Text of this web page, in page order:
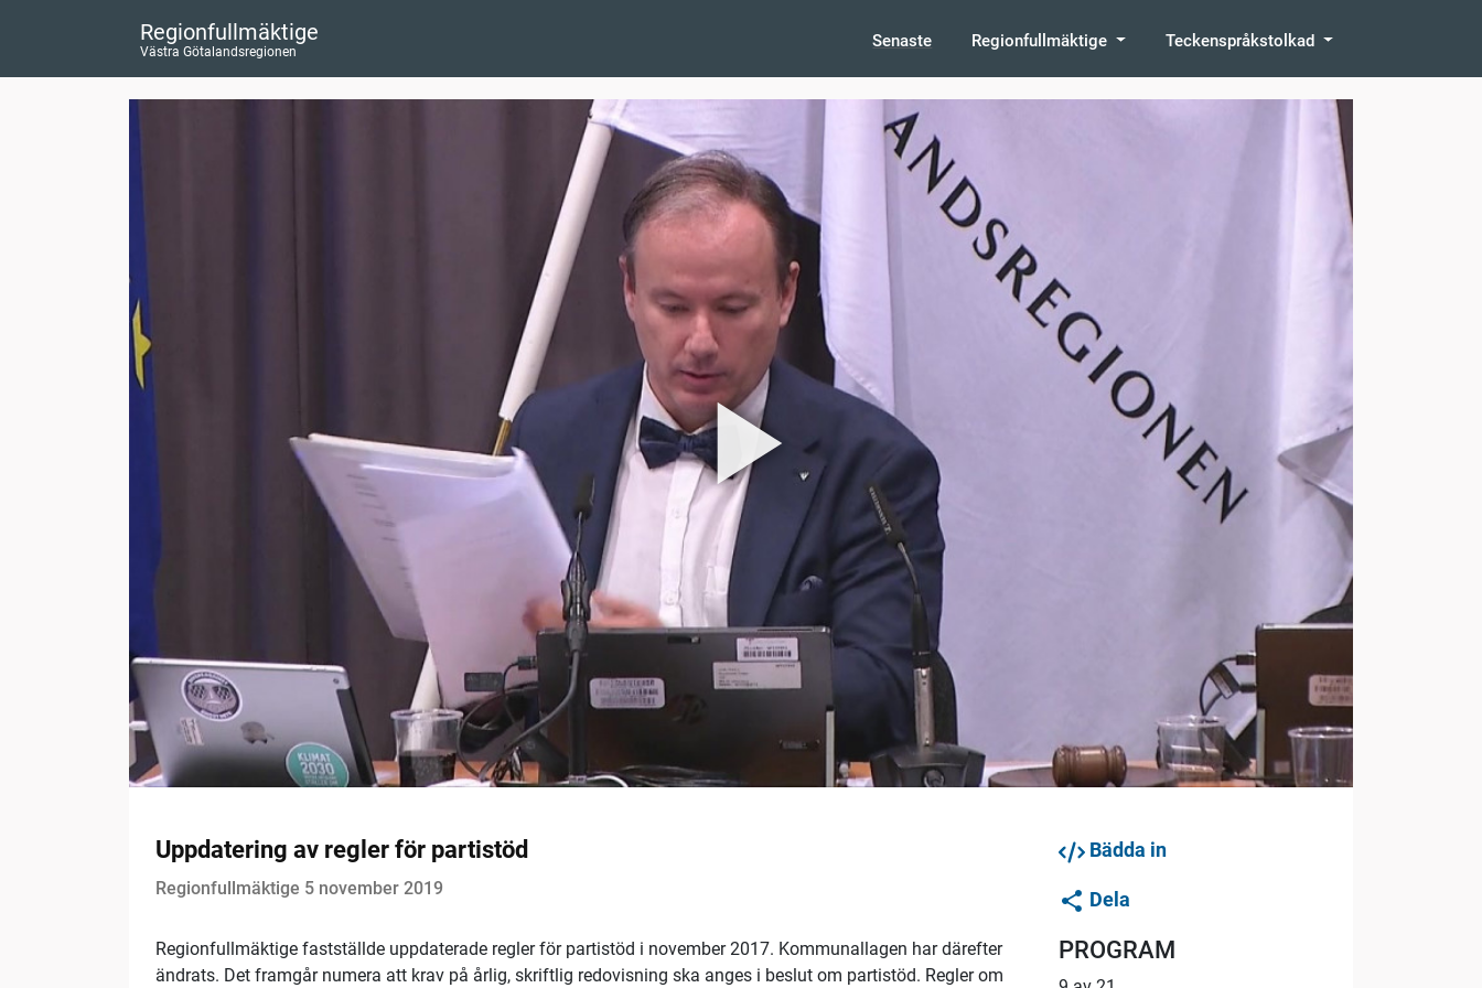
Regionfullmäktige
Västra Götalandsregionen
Senaste Regionfullmäktige Teckenspråkstolkad
Uppdatering av regler för partistöd
Regionfullmäktige 5 november 2019
Regionfullmäktige fastställde uppdaterade regler för partistöd i november 2017. Kommunallagen har därefter
ändrats. Det framgår numera att krav på årlig, skriftlig redovisning ska anges i beslut om partistöd. Regler om
Bädda in
Dela
PROGRAM